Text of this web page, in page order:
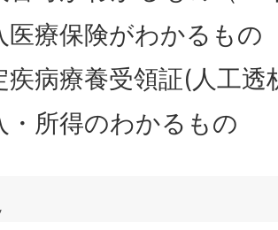
医療保険がわかるもの
疾病療養受領証(人工透
・所得のわかるもの